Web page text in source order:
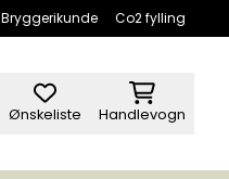
Bryggerikunde Co2 fylling
Ønskeliste Handlevogn